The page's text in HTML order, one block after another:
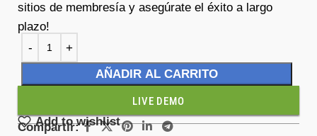
sitios de membresía y asegúrate el éxito a largo
plazo!
AÑADIR AL CARRITO
LIVE DEMO
Add to wishlist
Compartir: